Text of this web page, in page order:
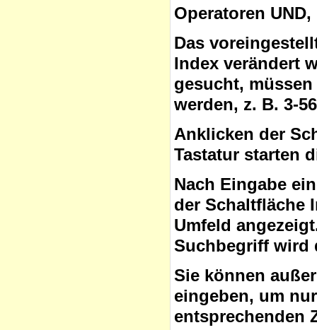
Operatoren
Das
Index verändert
gesucht,
werden, z. B. 3-
Anklicken der
Tastatur starten
Nach Eingabe
der Schaltfläche
Umfeld
Suchbegriff wird
Sie können
eingeben, um
entsprechenden